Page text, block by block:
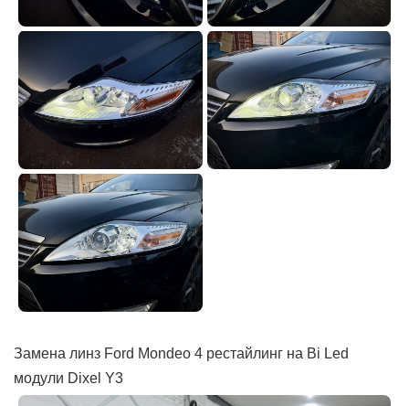
Замена линз Ford Mondeo 4 рестайлинг на Bi Led
модули Dixel Y3